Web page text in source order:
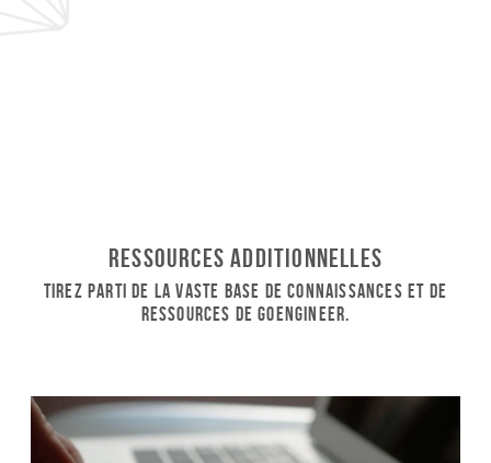
Ressources additionnelles
Tirez parti de la vaste base de connaissances et de
ressources de GoEngineer.